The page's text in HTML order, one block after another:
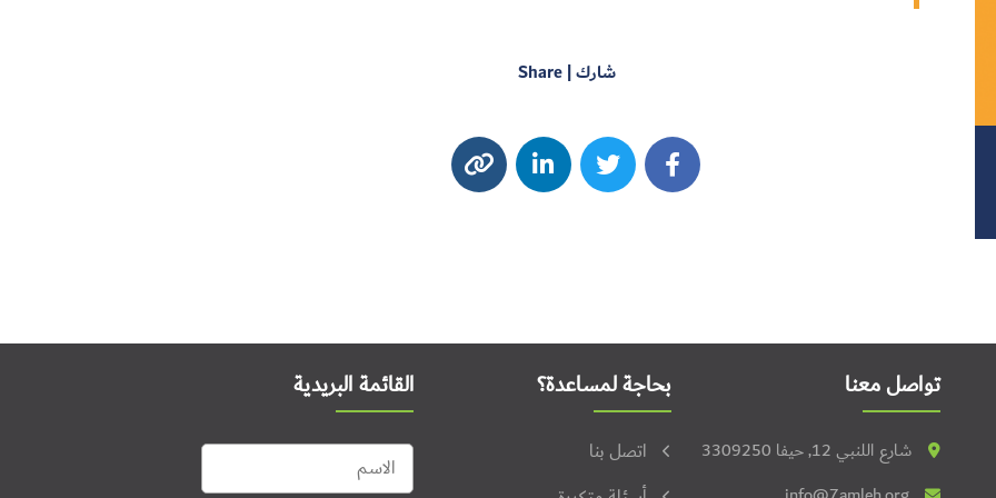
شارك | Share
تواصل معنا
شارع اللنبي 12, حيفا 3309250
بحاجة لمساعدة؟
اتصل بنا
القائمة البريدية